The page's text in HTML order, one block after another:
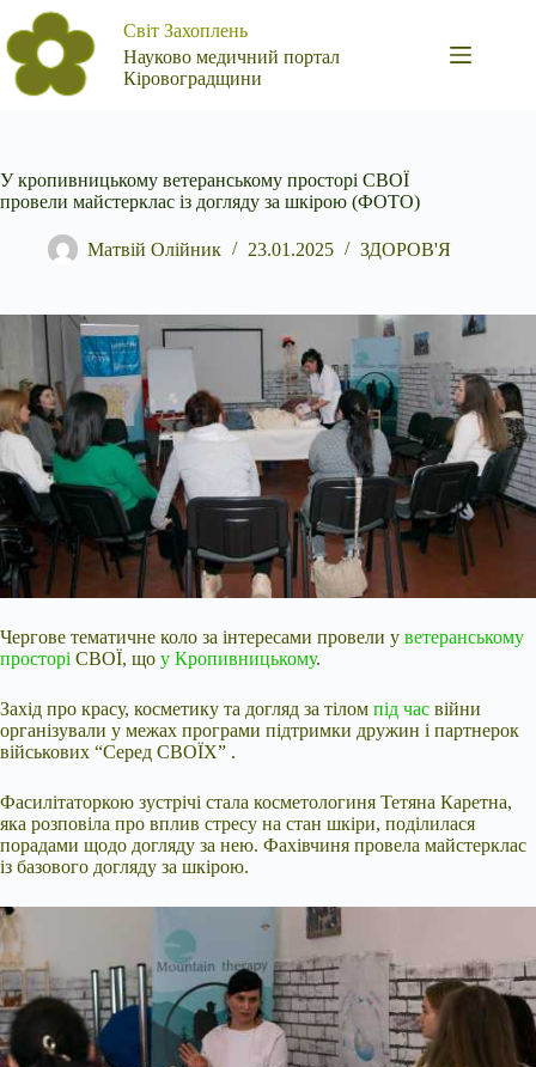
Перейти
до
вмісту
Світ Захоплень
Науково медичний портал
Кіровоградщини
У кропивницькому ветеранському просторі СВОЇ
провели майстерклас із догляду за шкірою (ФОТО)
Матвій Олійник 23.01.2025 ЗДОРОВ'Я
Чергове тематичне коло за інтересами провели у ветеранському
просторі СВОЇ, що у Кропивницькому.
Захід про красу, косметику та догляд за тілом під час війни
організували у межах програми підтримки дружин і партнерок
військових “Серед СВОЇХ” .
Фасилітаторкою зустрічі стала косметологиня Тетяна Каретна,
яка розповіла про вплив стресу на стан шкіри, поділилася
порадами щодо догляду за нею. Фахівчиня провела майстерклас
із базового догляду за шкірою.